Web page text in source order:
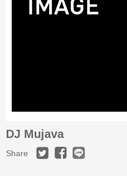
DJ Mujava
Share